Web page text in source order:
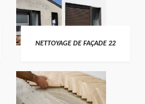
NETTOYAGE DE FAÇADE 22